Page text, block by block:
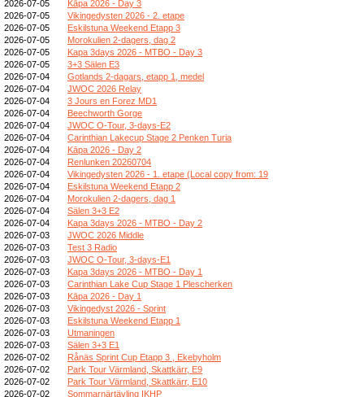
2026-07-05
Kāpa 2026 - Day 3
2026-07-05
Vikingedysten 2026 - 2. etape
2026-07-05
Eskilstuna Weekend Etapp 3
2026-07-05
Morokulien 2-dagers, dag 2
2026-07-05
Kapa 3days 2026 - MTBO - Day 3
2026-07-05
3+3 Sälen E3
2026-07-04
Gotlands 2-dagars, etapp 1, medel
2026-07-04
JWOC 2026 Relay
2026-07-04
3 Jours en Forez MD1
2026-07-04
Beechworth Gorge
2026-07-04
JWOC O-Tour, 3-days-E2
2026-07-04
Carinthian Lakecup Stage 2 Penken Turia
2026-07-04
Kāpa 2026 - Day 2
2026-07-04
Renlunken 20260704
2026-07-04
Vikingedysten 2026 - 1. etape (Local copy from: 19
2026-07-04
Eskilstuna Weekend Etapp 2
2026-07-04
Morokulien 2-dagers, dag 1
2026-07-04
Sälen 3+3 E2
2026-07-04
Kapa 3days 2026 - MTBO - Day 2
2026-07-03
JWOC 2026 Middle
2026-07-03
Test 3 Radio
2026-07-03
JWOC O-Tour, 3-days-E1
2026-07-03
Kapa 3days 2026 - MTBO - Day 1
2026-07-03
Carinthian Lake Cup Stage 1 Plescherken
2026-07-03
Kāpa 2026 - Day 1
2026-07-03
Vikingedyst 2026 - Sprint
2026-07-03
Eskilstuna Weekend Etapp 1
2026-07-03
Utmaningen
2026-07-03
Sälen 3+3 E1
2026-07-02
Rånäs Sprint Cup Etapp 3 , Ekebyholm
2026-07-02
Park Tour Värmland, Skattkärr, E9
2026-07-02
Park Tour Värmland, Skattkärr, E10
2026-07-02
Sommarnärtävling IKHP